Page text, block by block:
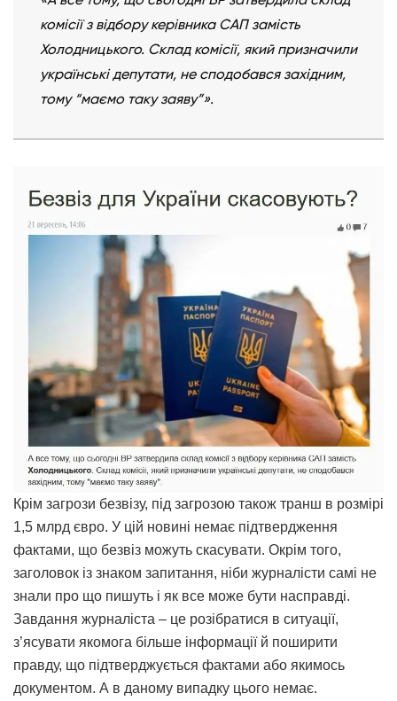
комісії з відбору керівника САП замість
Холодницького. Склад комісії, який призначили
українські депутати, не сподобався західним,
тому “маємо таку заяву”».
Крім загрози безвізу, під загрозою також транш в розмірі
1,5 млрд євро. У цій новині немає підтвердження
фактами, що безвіз можуть скасувати. Окрім того,
заголовок із знаком запитання, ніби журналісти самі не
знали про що пишуть і як все може бути насправді.
Завдання журналіста – це розібратися в ситуації,
з’ясувати якомога більше інформації й поширити
правду, що підтверджується фактами або якимось
документом. А в даному випадку цього немає.